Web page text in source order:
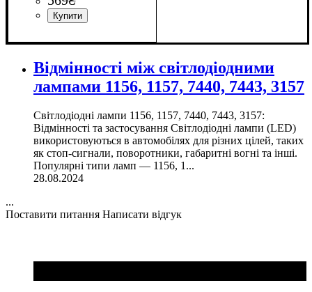
сигнали
2835SMD + 3030SMD
21SMD +7SMD
Відмінності між світлодіодними
лампами 1156, 1157, 7440, 7443, 3157
Світлодіодні лампи 1156, 1157, 7440, 7443, 3157:
Відмінності та застосування Світлодіодні лампи (LED)
використовуються в автомобілях для різних цілей, таких
як стоп-сигнали, поворотники, габаритні вогні та інші.
Популярні типи ламп — 1156, 1...
28.08.2024
...
Поставити питання Написати відгук